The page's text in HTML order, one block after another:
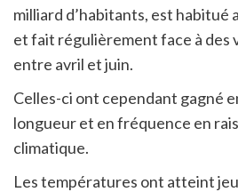
milliard d’habitants, est habitué
et fait régulièrement face à des
entre avril et juin.
Celles-ci ont cependant gagné
longueur et en fréquence en
climatique.
Les températures ont atteint